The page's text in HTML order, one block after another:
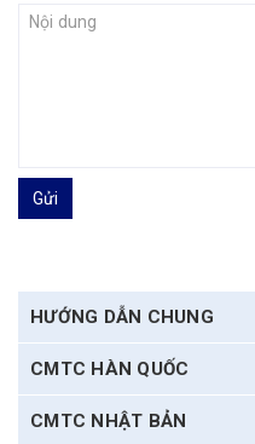
Gửi
HƯỚNG DẪN CHUNG
CMTC HÀN QUỐC
CMTC NHẬT BẢN